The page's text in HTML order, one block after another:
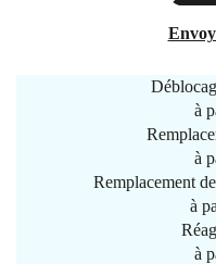
à
à
Remplacement
à
à